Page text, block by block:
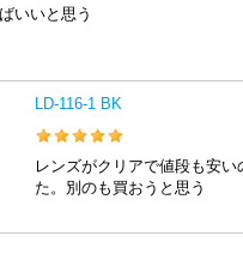
いいと思う
LD-116-1 BK
レンズがクリアで値段も安い
た。別のも買おうと思う